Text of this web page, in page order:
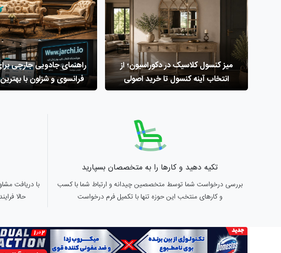
میز کنسول کلاسیک در دکوراسیون؛ از
انتخاب آینه کنسول تا خرید اصولی
راهنمای جادویی جارچی
فرانسوی و شزلون با
تکیه دهید و کارها را به متخصصان بسپارید
بررسی درخواست شما توسط متخصصین چیدانه و ارتباط شما با کسب
و کارهای منتخب این حوزه تنها با تکمیل فرم درخواست
با دریافت
حالا